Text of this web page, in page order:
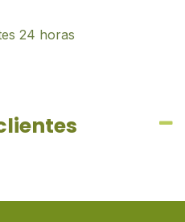
24 horas